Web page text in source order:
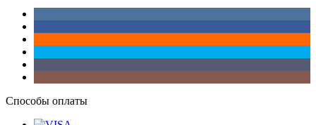
Способы оплаты